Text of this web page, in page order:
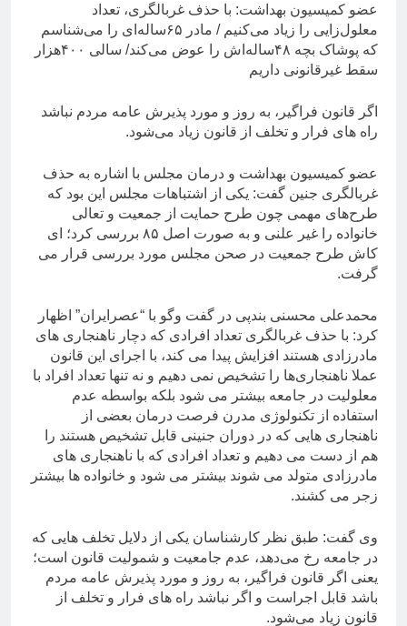
عضو کمیسیون بهداشت: با حذف غربالگری، تعداد
معلول‌زایی را زیاد می‌کنیم / مادر ۶۵ساله‌ای را می‌شناسم
که پوشاک بچه ۴۸ساله‌اش را عوض می‌کند/ سالی ۴۰۰هزار
سقط غیرقانونی داریم
اگر قانون فراگیر، به روز و مورد پذیرش عامه مردم نباشد
راه های فرار و تخلف از قانون زیاد می‌شود.
عضو کمیسیون بهداشت و درمان مجلس با اشاره به حذف
غربالگری جنین گفت: یکی از اشتباهات مجلس این بود که
طرح‌های مهمی چون طرح حمایت از جمعیت و تعالی
خانواده را غیر علنی و به صورت اصل ۸۵ بررسی کرد؛ ای
کاش طرح جمعیت در صحن مجلس مورد بررسی قرار می
گرفت.
محمدعلی محسنی بندپی در گفت وگو با “عصرایران” اظهار
کرد: با حذف غربالگری تعداد افرادی که دچار ناهنجاری های
مادرزادی هستند افزایش پیدا می کند، با اجرای این قانون
عملا ناهنجاری‌ها را تشخیص نمی دهیم و نه تنها تعداد افراد با
معلولیت در جامعه بیشتر می شود بلکه بواسطه عدم
استفاده از تکنولوژی مدرن فرصت درمان بعضی از
ناهنجاری هایی که در دوران جنینی قابل تشخیص هستند را
هم از دست می دهیم و تعداد افرادی که با ناهنجاری های
مادرزادی متولد می شوند بیشتر می شود و خانواده ها بیشتر
زجر می کشند.
وی گفت: طبق نظر کارشناسان یکی از دلایل تخلف هایی که
در جامعه رخ می‌دهد، عدم جامعیت و شمولیت قانون است؛
یعنی اگر قانون فراگیر، به روز و مورد پذیرش عامه مردم
باشد قابل اجراست و اگر نباشد راه های فرار و تخلف از
قانون زیاد می‌شود.